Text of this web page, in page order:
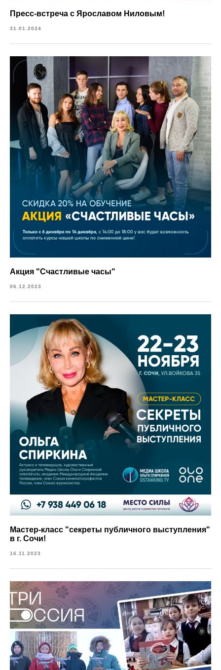
Пресс-встреча с Ярославом Ниловым!
31.01.2024
Акция "Счастливые часы"
06.12.2023
Мастер-класс "секреты публичного выступления"
в г. Сочи!
16.11.2023